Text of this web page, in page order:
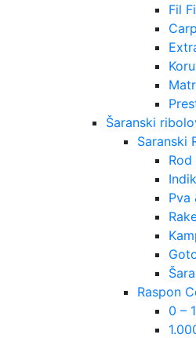
Fil
Šaranski
Saranski
Pva
Raspon
0 –